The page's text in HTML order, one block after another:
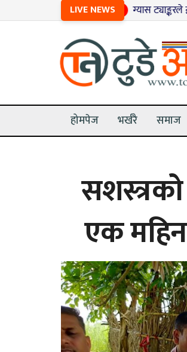
LIVE NEWS
१ ग्यास ट्याङ्करले
होमपेज भर्खरै समाज
एक